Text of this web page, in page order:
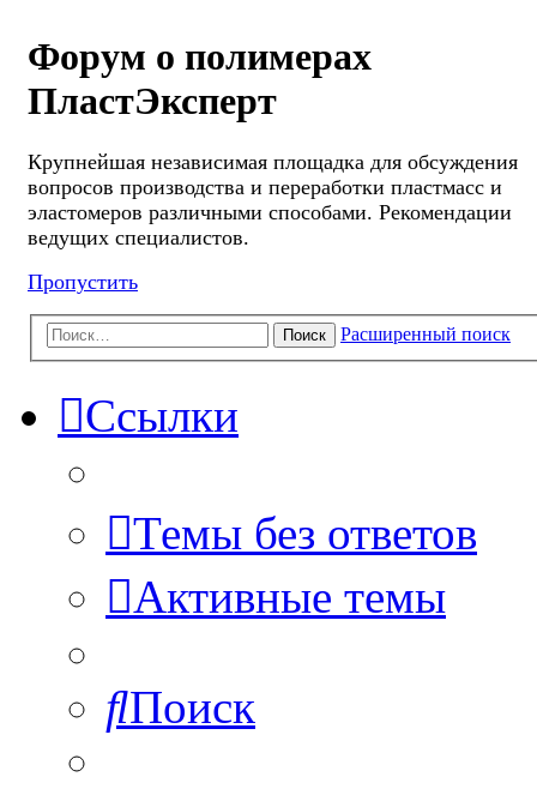
Форум о полимерах
ПластЭксперт
Крупнейшая независимая площадка для обсуждения
вопросов производства и переработки пластмасс и
эластомеров различными способами. Рекомендации
ведущих специалистов.
Пропустить
Поиск Расширенный поиск
Ссылки
Темы без ответов
Активные темы
Поиск